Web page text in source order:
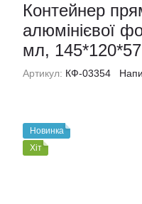
Контейнер
алюмінієвої
мл,
Артикул: КФ-03354
Новинка
Хіт